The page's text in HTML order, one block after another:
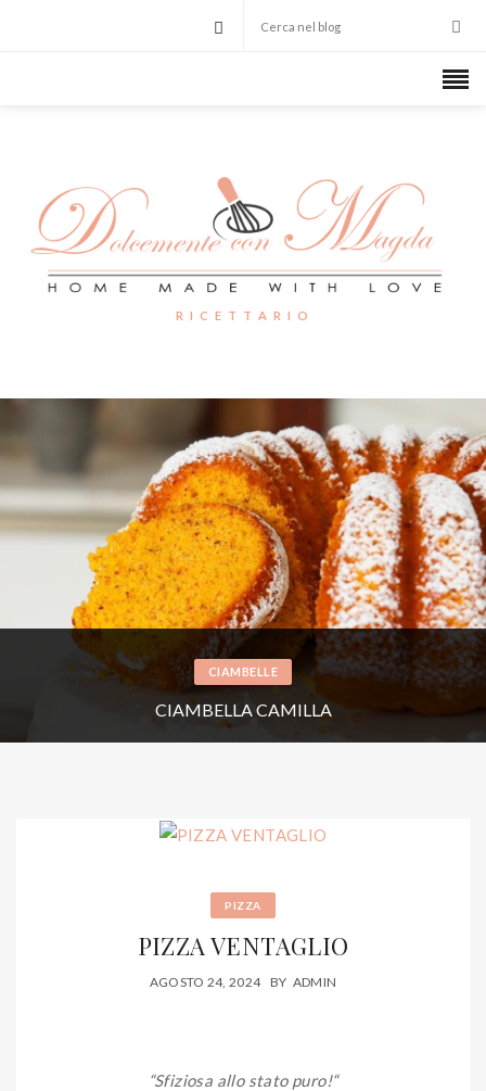
R I C E T T A R I O
CIAMBELLE
CIAMBELLA CAMILLA
PIZZA
PIZZA VENTAGLIO
AGOSTO 24, 2024 BY ADMIN
“Sfiziosa allo stato puro!“